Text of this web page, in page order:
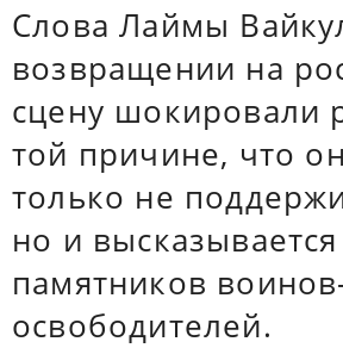
Слова Лаймы
возвращении на
сцену шокировали
той причине, что
только не
но и высказывается
памятников
освободителей.